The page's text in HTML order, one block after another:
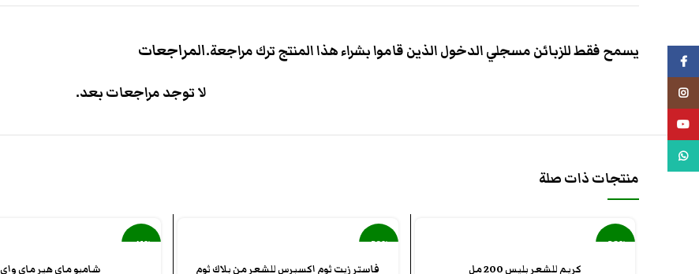
المراجعات
لا توجد مراجعات بعد.
يسمح فقط للزبائن مسجلي الدخول الذين قاموا بشراء هذا المنتج ترك مراجعة.
منتجات ذات صلة
-28%
كريم للشعر بليس 200 مل
-30%
فاستر زيت ثوم اكسبرس للشعر من بلاك ثوم
-41%
شامبو ماى هير ماي واي
فيسبوك